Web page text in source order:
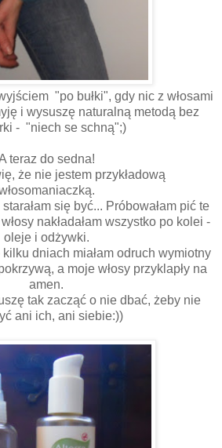
"po bułki", gdy nic z włosami
i wysuszę naturalną metodą bez
- "niech se schną";)
teraz do sedna!
że nie jestem przykładową
się być... Próbowałam pić te
nakładałam wszystko po kolei -
oleje i odżywki.
kilku dniach miałam odruch wymiotny
a moje włosy przyklapły na
amen.
tak zacząć o nie dbać, żeby nie
ani ich, ani siebie:))